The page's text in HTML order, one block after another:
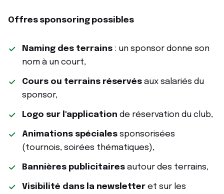
Offres sponsoring possibles
Naming des terrains : un sponsor donne son
nom à un court,
Cours ou terrains réservés aux salariés du
sponsor,
Logo sur l'application de réservation du club,
Animations spéciales sponsorisées
(tournois, soirées thématiques),
Bannières publicitaires autour des terrains,
Visibilité dans la newsletter et sur les